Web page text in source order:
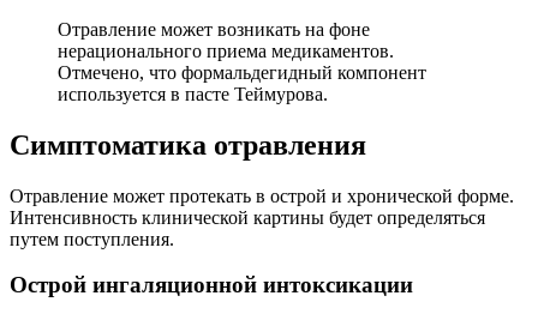
Отравление может возникать на фоне
нерационального приема медикаментов.
Отмечено, что формальдегидный компонент
используется в пасте Теймурова.
Симптоматика отравления
Отравление может протекать в острой и хронической форме.
Интенсивность клинической картины будет определяться
путем поступления.
Острой ингаляционной интоксикации